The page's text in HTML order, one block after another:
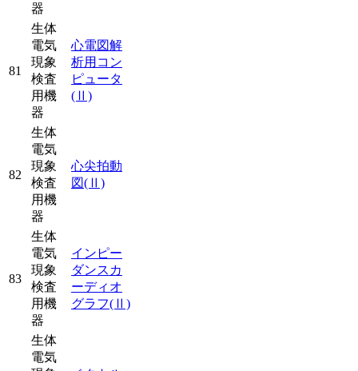
器
81
生体
電気
現象
検査
用機
器
心電図解
析用コン
ピュータ
(Ⅱ)
82
生体
電気
現象
検査
用機
器
心尖拍動
図(Ⅱ)
83
生体
電気
現象
検査
用機
器
インピー
ダンスカ
ーディオ
グラフ(Ⅱ)
生体
電気